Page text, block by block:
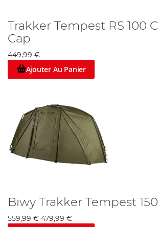
Trakker Tempest RS 100
Cap
449,99 €
Ajouter Au Panier
Biwy Trakker Tempest
559,99 € 479,99 €